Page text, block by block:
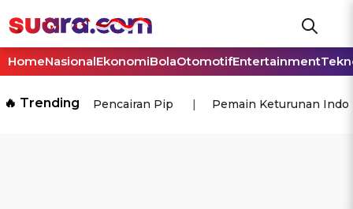
HomeNasionalEkonomiBolaOtomotifEntertainment
🔥 Trending Pencairan Pip Pemain Keturunan